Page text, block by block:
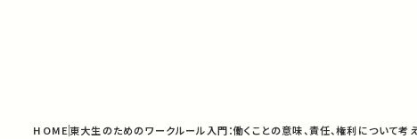
HOME東大生のためのワークルール入門：働くことの意味、責任、権利について考